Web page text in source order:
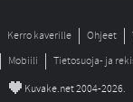
Kerro kaverille Ohjeet
Mobiili
Tietosuoja- ja
© Kuvake.net 2004-2026.